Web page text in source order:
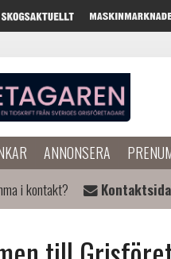
ANNONSERA
i kontakt? Kontaktsida